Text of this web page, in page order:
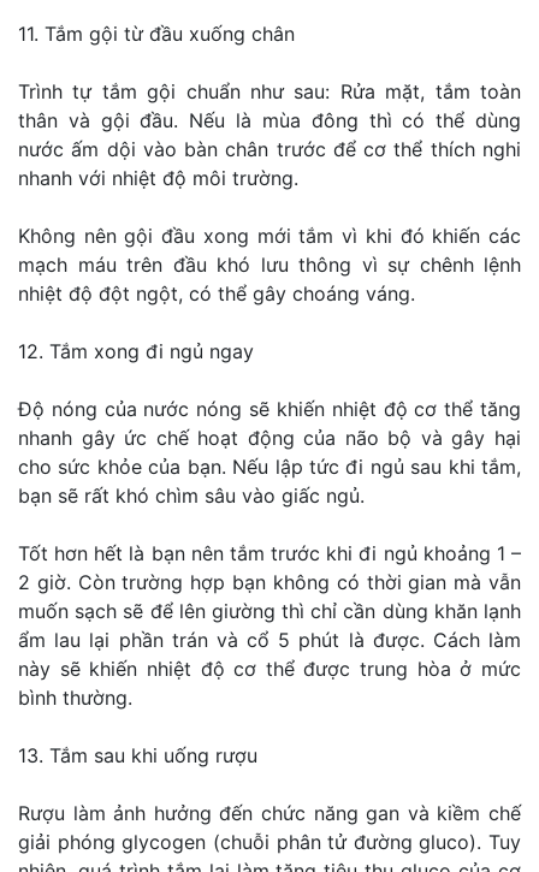
11. Tắm gội từ đầu xuống chân
Trình tự tắm gội chuẩn như sau: Rửa mặt, tắm toàn
thân và gội đầu. Nếu là mùa đông thì có thể dùng
nước ấm dội vào bàn chân trước để cơ thể thích nghi
nhanh với nhiệt độ môi trường.
Không nên gội đầu xong mới tắm vì khi đó khiến các
mạch máu trên đầu khó lưu thông vì sự chênh lệnh
nhiệt độ đột ngột, có thể gây choáng váng.
12. Tắm xong đi ngủ ngay
Độ nóng của nước nóng sẽ khiến nhiệt độ cơ thể tăng
nhanh gây ức chế hoạt động của não bộ và gây hại
cho sức khỏe của bạn. Nếu lập tức đi ngủ sau khi tắm,
bạn sẽ rất khó chìm sâu vào giấc ngủ.
Tốt hơn hết là bạn nên tắm trước khi đi ngủ khoảng 1 –
2 giờ. Còn trường hợp bạn không có thời gian mà vẫn
muốn sạch sẽ để lên giường thì chỉ cần dùng khăn lạnh
ẩm lau lại phần trán và cổ 5 phút là được. Cách làm
này sẽ khiến nhiệt độ cơ thể được trung hòa ở mức
bình thường.
13. Tắm sau khi uống rượu
Rượu làm ảnh hưởng đến chức năng gan và kiềm chế
giải phóng glycogen (chuỗi phân tử đường gluco). Tuy